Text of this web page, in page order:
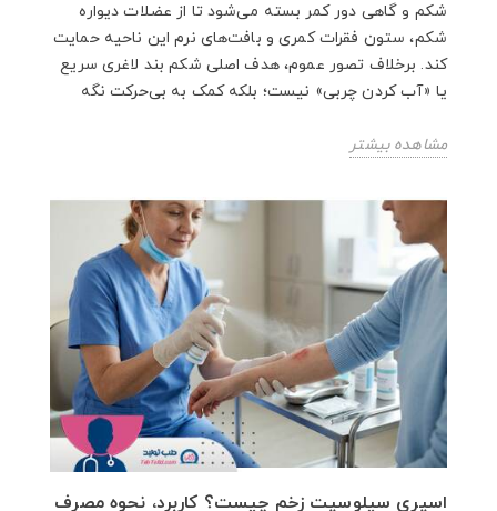
شکم و گاهی دور کمر بسته می‌شود تا از عضلات دیواره
شکم، ستون فقرات کمری و بافت‌های نرم این ناحیه حمایت
کند. برخلاف تصور عموم، هدف اصلی شکم بند لاغری سریع
یا «آب کردن چربی» نیست؛ بلکه کمک به بی‌حرکت‌ نگه‌
مشاهده بیشتر
اسپری سیلوسپت زخم چیست؟ کاربرد، نحوه مصرف